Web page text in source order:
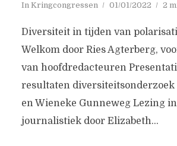
In Kringcongressen 01/01/2022 2
Diversiteit in tijden van
Welkom door Ries Agterberg,
van hoofdredacteuren
resultaten diversiteitsonderzoek
en Wieneke Gunneweg Lezing
journalistiek door Elizabeth...